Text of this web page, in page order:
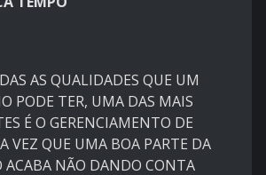
AS QUALIDADES QUE UM
PODE TER, UMA DAS MAIS
É O GERENCIAMENTO DE
VEZ QUE UMA BOA PARTE DA
ACABA NÃO DANDO CONTA